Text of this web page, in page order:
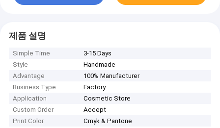
제품 설명
Simple Time
3-15 Days
Style
Handmade
Advantage
100% Manufacturer
Business Type
Factory
Application
Cosmetic Store
Custom Order
Accept
Print Color
Cmyk & Pantone